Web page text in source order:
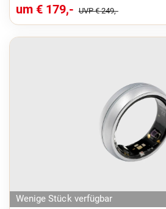
um € 179,- UVP € 249,-
Wenige Stück verfügbar